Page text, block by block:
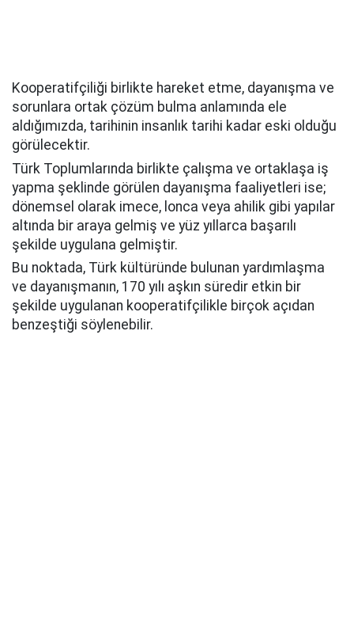
Kooperatifçiliği birlikte hareket etme, dayanışma ve
sorunlara ortak çözüm bulma anlamında ele
aldığımızda, tarihinin insanlık tarihi kadar eski olduğu
görülecektir.
Türk Toplumlarında birlikte çalışma ve ortaklaşa iş
yapma şeklinde görülen dayanışma faaliyetleri ise;
dönemsel olarak imece, lonca veya ahilik gibi yapılar
altında bir araya gelmiş ve yüz yıllarca başarılı
şekilde uygulana gelmiştir.
Bu noktada, Türk kültüründe bulunan yardımlaşma
ve dayanışmanın, 170 yılı aşkın süredir etkin bir
şekilde uygulanan kooperatifçilikle birçok açıdan
benzeştiği söylenebilir.